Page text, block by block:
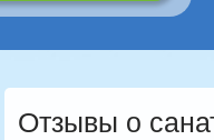
Отзывы о